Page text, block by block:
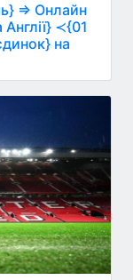
⇒ Онлайн
≺{01
на